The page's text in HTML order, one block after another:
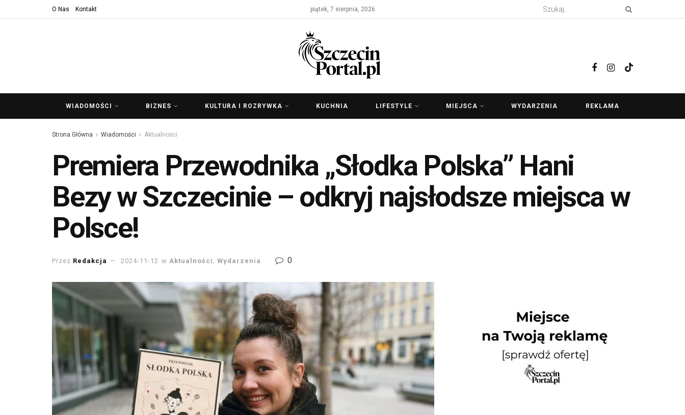
O Nas Kontakt piątek, 7 sierpnia, 2026
WIADOMOŚCI BIZNES KULTURA I ROZRYWKA KUCHNIA LIFESTYLE MIEJSCA WYDARZENIA REKLAMA
Strona Główna Wiadomości Aktualności
Premiera Przewodnika „Słodka Polska” Hani
Bezy w Szczecinie – odkryj najsłodsze miejsca w
Polsce!
Przez Redakcja 2024-11-12 w Aktualności , Wydarzenia 0